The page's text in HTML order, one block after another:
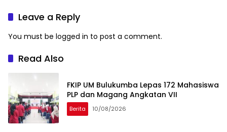
Leave a Reply
You must be logged in to post a comment.
Read Also
FKIP UM Bulukumba Lepas 172 Mahasiswa
PLP dan Magang Angkatan VII
Berita 10/08/2026